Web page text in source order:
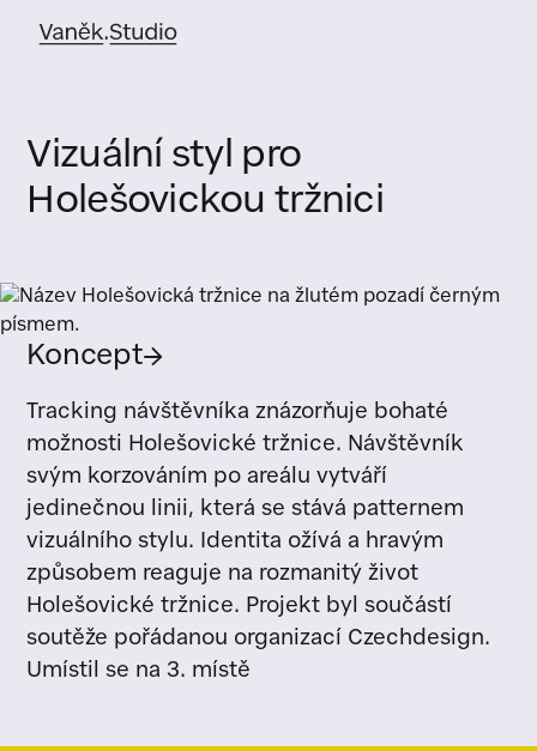
Vizuální styl pro
Holešovickou tržnici
Koncept→
Tracking návštěvníka znázorňuje bohaté
možnosti Holešovické tržnice. Návštěvník
svým korzováním po areálu vytváří
jedinečnou linii, která se stává patternem
vizuálního stylu. Identita ožívá a hravým
způsobem reaguje na rozmanitý život
Holešovické tržnice. Projekt byl součástí
soutěže pořádanou organizací Czechdesign.
Umístil se na 3. místě